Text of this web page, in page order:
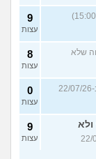
9
עצות
שלא
8
עצות
(אנונימי, בת 18, כתבה ב-22/07/26
0
עצות
ולא
ב-22/07/26
9
עצות